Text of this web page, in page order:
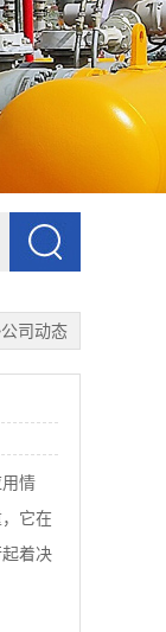
司动态
情
它在
着决